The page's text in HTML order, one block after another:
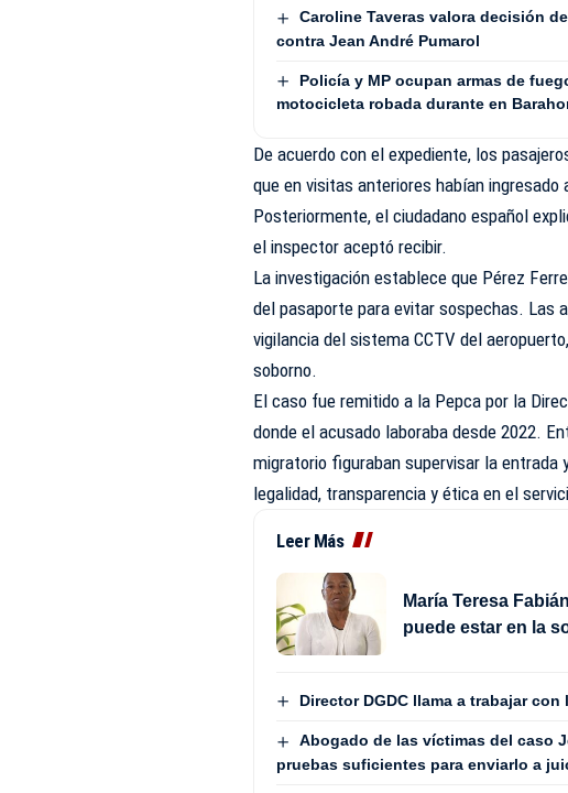
Caroline Taveras valora decisión
contra Jean André Pumarol
Policía y MP ocupan armas de
motocicleta robada durante en
De acuerdo con el expediente, los
que en visitas anteriores habían
Posteriormente, el ciudadano español
el inspector aceptó recibir.
La investigación establece que Pérez
del pasaporte para evitar sospechas. Las
vigilancia del sistema CCTV del
soborno.
El caso fue remitido a la Pepca por la
donde el acusado laboraba desde 2022.
migratorio figuraban supervisar la entrada
legalidad, transparencia y ética en el
Leer Más
María Teresa
puede estar en la
Director DGDC llama a trabajar con
Abogado de las víctimas del caso
pruebas suficientes para enviarlo a